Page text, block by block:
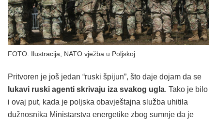
FOTO: Ilustracija, NATO vježba u Poljskoj
Pritvoren je još jedan “ruski špijun”, što daje dojam da se
lukavi ruski agenti skrivaju iza svakog ugla. Tako je bilo
i ovaj put, kada je poljska obavještajna služba uhitila
dužnosnika Ministarstva energetike zbog sumnje da je